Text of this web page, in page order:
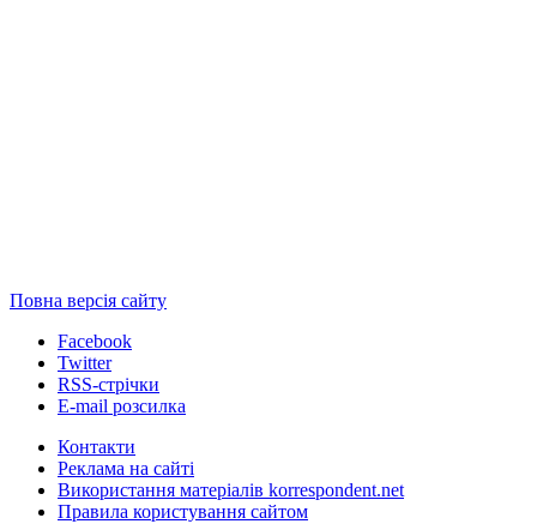
Повна версія сайту
Facebook
Twitter
RSS-стрічки
E-mail розсилка
Контакти
Реклама на сайті
Використання матеріалів korrespondent.net
Правила користування сайтом